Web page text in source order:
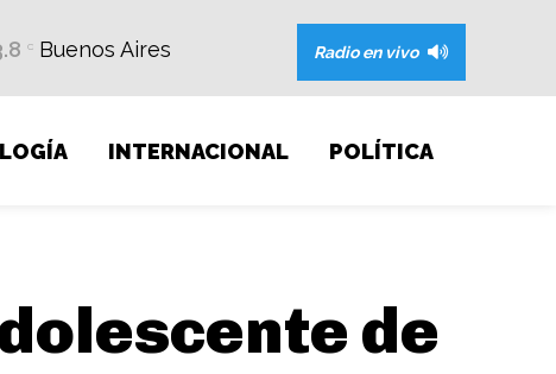
C Buenos Aires Radio en vivo
INTERNACIONAL POLÍTICA
de